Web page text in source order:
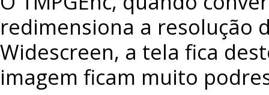
redimensiona a resolução
Widescreen, a tela fica
imagem ficam muito